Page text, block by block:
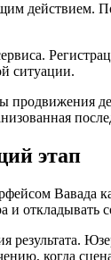
ситуации.
продвижения
этап
Вавада
и
когда